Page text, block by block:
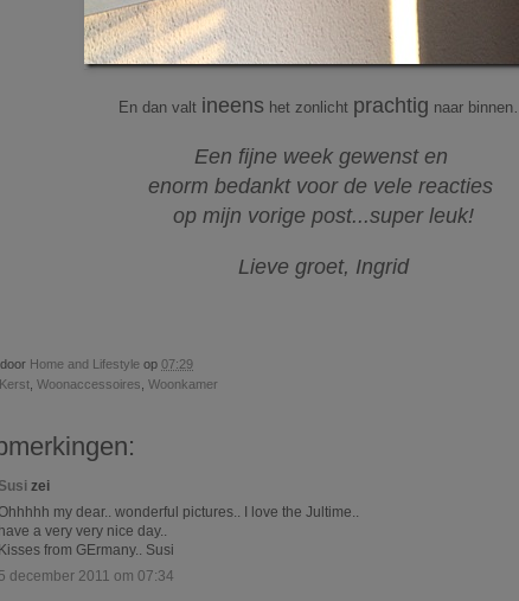
En dan valt ineens het zonlicht prachtig naar binnen…
Een fijne week gewenst en
enorm bedankt voor de vele reacties
op mijn vorige post...super leuk!
Lieve groet, Ingrid
Home and Lifestyle op 07:29
Kerst Woonaccessoires Woonkamer
Susi zei
my dear.. wonderful pictures.. I love the Jultime..
have a very very nice day..
Kisses from GErmany.. Susi
5 december 2011 om 07:34